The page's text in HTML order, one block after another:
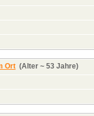
(Alter ~ 53 Jahre)